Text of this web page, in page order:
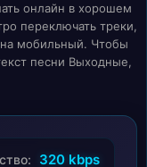
онлайн в хорошем
переключать треки,
мобильный. Чтобы
песни Выходные,
320 kbps